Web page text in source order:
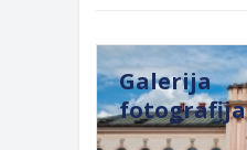
Galerija
fotografija